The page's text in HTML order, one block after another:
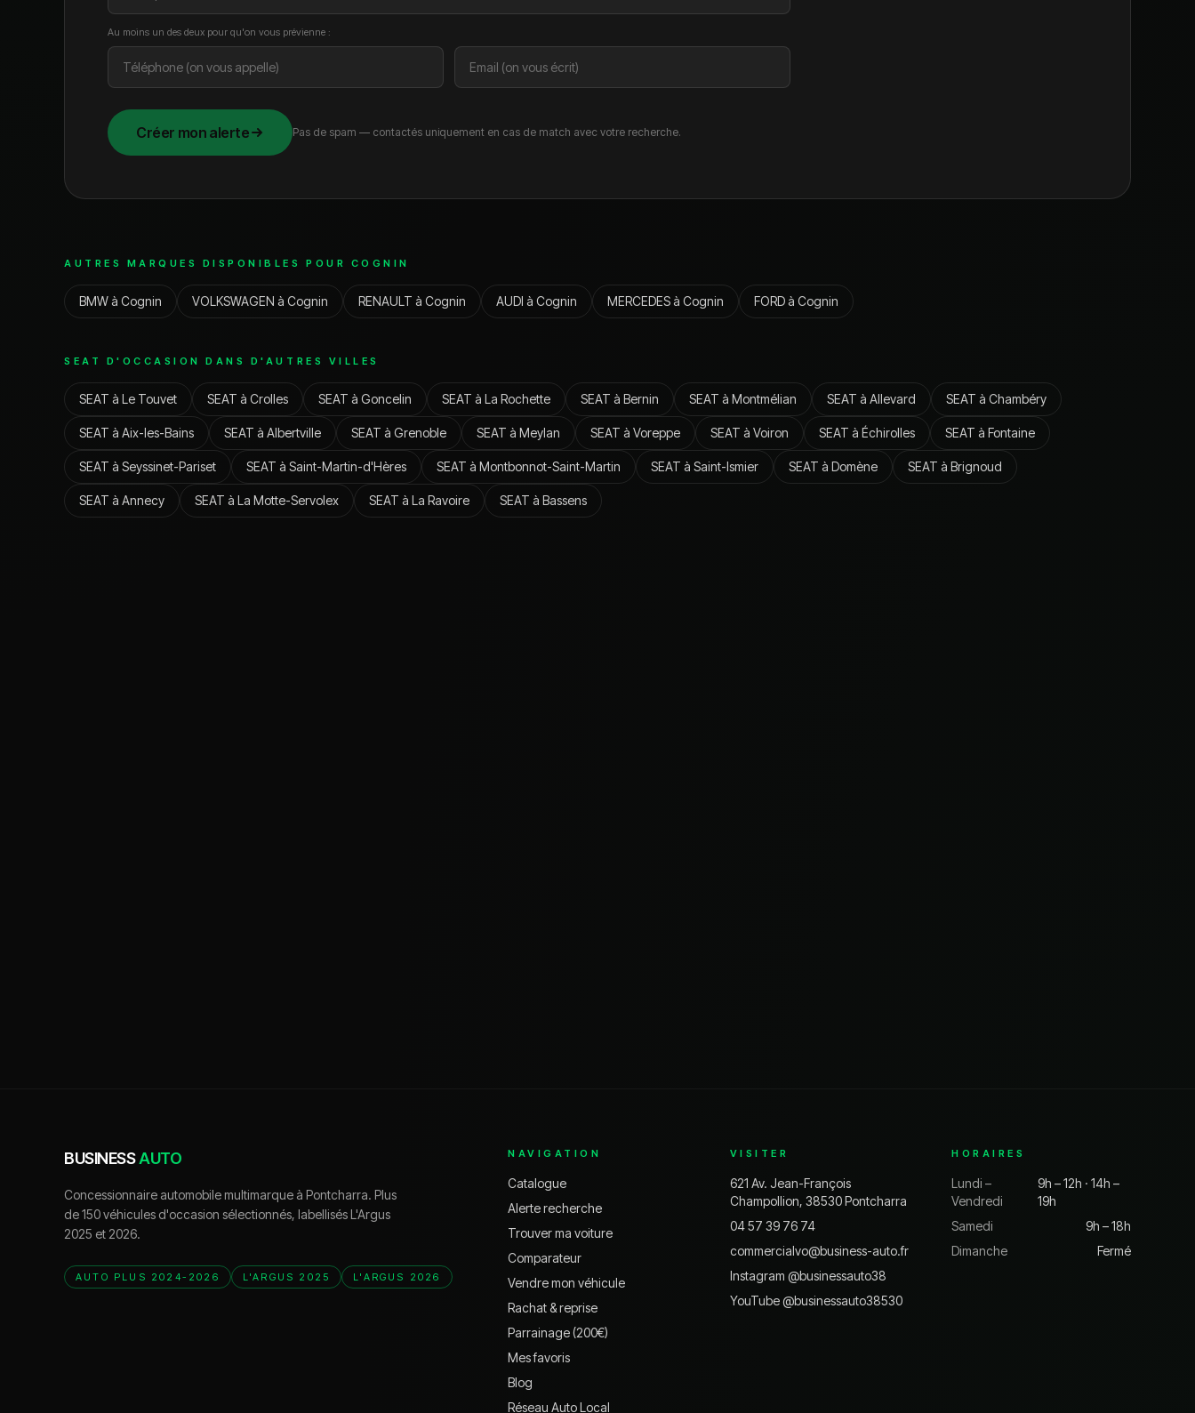
Au moins un des deux pour qu'on vous prévienne :
Créer mon alerte Pas de spam — contactés uniquement en cas de match avec votre recherche.
AUTRES MARQUES DISPONIBLES POUR COGNIN
BMWà Cognin VOLKSWAGEN à Cognin RENAULT à Cognin AUDI à Cognin MERCEDESà Cognin FORDà Cognin
SEAT D'OCCASION DANS D'AUTRES VILLES
SEAT à Le Touvet SEAT à Crolles SEAT à Goncelin SEAT à La Rochette SEAT à Bernin SEAT à Montmélian SEAT à Allevard SEAT à Chambéry
SEAT à Aix-les-Bains SEAT à Albertville SEAT à Grenoble SEAT à Meylan SEAT à Voreppe SEAT à Voiron SEAT à Échirolles SEAT à Fontaine
SEAT à Seyssinet-Pariset SEAT à Saint-Martin-d'Hères SEAT à Montbonnot-Saint-Martin SEAT à Saint-Ismier SEAT à Domène SEAT à Brignoud
SEAT à Annecy SEAT à La Motte-Servolex SEAT à La Ravoire SEAT à Bassens
BUSINESSAUTO
Concessionnaire automobile multimarque à Pontcharra. Plus
de 150 véhicules d'occasion sélectionnés, labellisés L'Argus
2025 et 2026.
AUTO PLUS 2024-2026 L'ARGUS 2025 L'ARGUS 2026
NAVIGATION
Catalogue
Alerte recherche
Trouver ma voiture
Comparateur
Vendre mon véhicule
Rachat & reprise
Parrainage (200€)
Mes favoris
Blog
Réseau Auto Local
VISITER
621 Av. Jean-François
Champollion, 38530 Pontcharra
04 57 39 76 74
commercialvo@business-auto.fr
Instagram @businessauto38
YouTube @businessauto38530
HORAIRES
Lundi –
Vendredi
9h – 12h · 14h –
19h
Samedi
9h – 18h
Dimanche
Fermé